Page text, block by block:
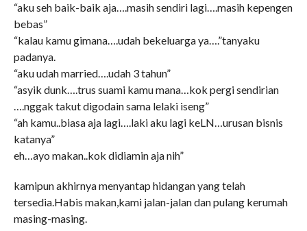
“aku seh baik-baik aja….masih sendiri lagi….masih kepengen
bebas”
“kalau kamu gimana….udah bekeluarga ya….”tanyaku
padanya.
“aku udah married….udah 3 tahun”
“asyik dunk….trus suami kamu mana…kok pergi sendirian
….nggak takut digodain sama lelaki iseng”
“ah kamu..biasa aja lagi….laki aku lagi keLN…urusan bisnis
katanya”
eh…ayo makan..kok didiamin aja nih”
kamipun akhirnya menyantap hidangan yang telah
tersedia.Habis makan,kami jalan-jalan dan pulang kerumah
masing-masing.